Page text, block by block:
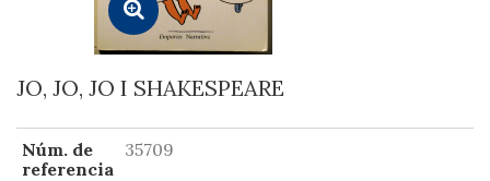
JO, JO, JO I SHAKESPEARE
Núm. de
referencia
35709